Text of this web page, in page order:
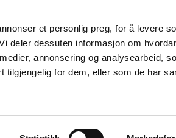
et personlig preg, for å levere
deler dessuten informasjon om
annonsering og analysearbeid,
tilgjengelig for dem, eller som de har